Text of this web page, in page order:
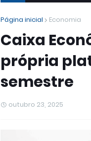
Página inicial Economia
Caixa
própria
semestre
outubro 23, 2025